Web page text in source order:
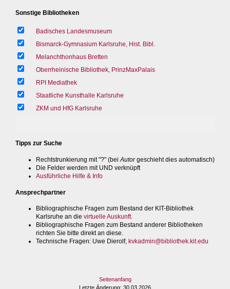
Sonstige Bibliotheken
Badisches Landesmuseum
Bismarck-Gymnasium Karlsruhe, Hist. Bibl.
Melanchthonhaus Bretten
Oberrheinische Bibliothek, PrinzMaxPalais
RPI Mediathek
Staatliche Kunsthalle Karlsruhe
ZKM und HfG Karlsruhe
Tipps zur Suche
Rechtstrunkierung mit "?" (bei Autorgeschieht dies automatisch)
Die Felder werden mit UND verknüpft
Ausführliche Hilfe & Info
Ansprechpartner
Bibliographische Fragen zum Bestand der KIT-Bibliothek
Karlsruhe an die virtuelle Auskunft.
Bibliographische Fragen zum Bestand anderer Bibliotheken
richten Sie bitte direkt an diese.
Technische Fragen: Uwe Dierolf, kvkadmin@bibliothek.kit.edu
Seitenanfang
Letzte Änderung: 30.03.2026